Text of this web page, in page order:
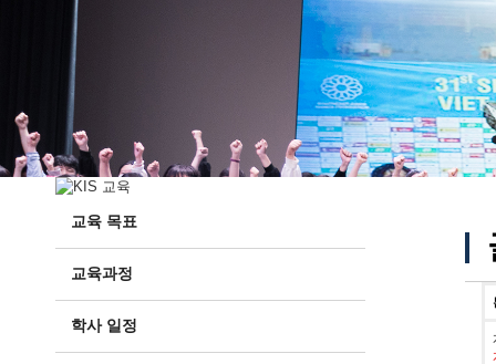
교직원현황
학생현황
위치/전화
전경사진
교육 목표
교육과정
학사 일정